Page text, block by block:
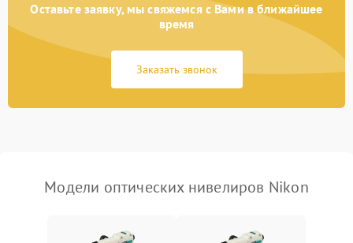
Царапины на линзах 2500 ₽ Подробнее →
Потеря резкости 2000 ₽
Искажение изображения 2000 ₽
Оставьте заявку, мы свяжемся с Вами в ближайшее
время
Заказать звонок
Модели оптических нивелиров Nikon